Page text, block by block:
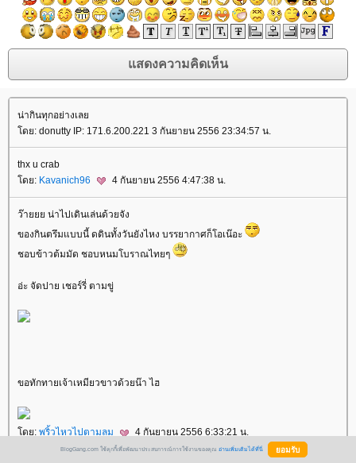
น่ากินทุกอย่างเล
ดย: donutty IP: 171.6.200.221 3 กันยายน 2556 23:34:57 น.
thx u crab
ดย: Kavanich96 4 กันยายน 2556 4:47:38 น.
ว๊ายยย น่าไปเดินเล่นด้วยจัง
ของกินตรึมแบบนี้ ดดินทั้งวันยังไหง บรรยากาศก็โอเน๊อะ
ชอบข้าวต้มมัด ชอบหนมโบราณไทยๆ
อ่ะ จัดปาย เชอร์รี่ ตามขู่
ขอทักทายเจ้าเหมียวขาวด้วยน๊า ไฮ
ดย: พริ้วไหวไปตามลม 4 กันยายน 2556 6:33:21 น.
BlogGang.com ใช้คุกกี้เพื่อพัฒนาประสบการณ์การใช้งานของคุณ อ่านเพิ่มเติมได้ที่นี่